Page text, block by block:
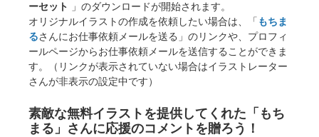
ーセット
」のダウンロードが開始されます。
オリジナルイラストの作成を依頼したい場合は、「 もちま
るさんにお仕事依頼メールを送る」のリンクや、プロフィ
ールページからお仕事依頼メールを送信することができま
す。（リンクが表示されていない場合はイラストレーター
さんが非表示の設定中です）
素敵な無料イラストを提供してくれた「もち
まる」さんに応援のコメントを贈ろう！